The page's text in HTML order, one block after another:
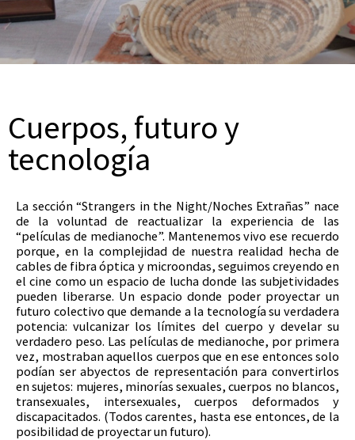
Cuerpos, futuro y
tecnología
La sección “Strangers in the Night/Noches Extrañas” nace
de la voluntad de reactualizar la experiencia de las
“películas de medianoche”. Mantenemos vivo ese recuerdo
porque, en la complejidad de nuestra realidad hecha de
cables de fibra óptica y microondas, seguimos creyendo en
el cine como un espacio de lucha donde las subjetividades
pueden liberarse. Un espacio donde poder proyectar un
futuro colectivo que demande a la tecnología su verdadera
potencia: vulcanizar los límites del cuerpo y develar su
verdadero peso. Las películas de medianoche, por primera
vez, mostraban aquellos cuerpos que en ese entonces solo
podían ser abyectos de representación para convertirlos
en sujetos: mujeres, minorías sexuales, cuerpos no blancos,
transexuales, intersexuales, cuerpos deformados y
discapacitados. (Todos carentes, hasta ese entonces, de la
posibilidad de proyectar un futuro).